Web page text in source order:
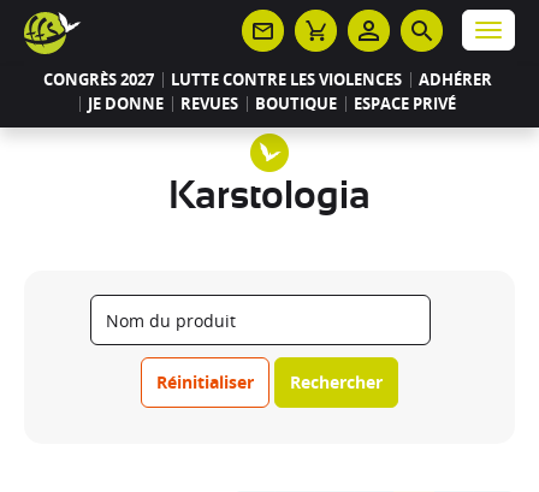
CONGRÈS 2027 LUTTE CONTRE LES VIOLENCES
ADHÉRER
JE DONNE
REVUES BOUTIQUE ESPACE PRIVÉ
Menu
Karstologia
Réinitialiser Rechercher
Panneau de gestion des cookies